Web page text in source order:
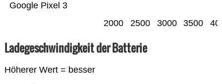
Google Pixel 3
2000 2500 3000 3500
Ladegeschwindigkeit der Batterie
Höherer Wert = besser